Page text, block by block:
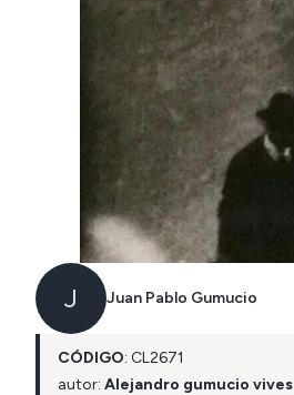
J Juan Pablo Gumucio
CÓDIGO: CL2671
autor: Alejandro gumucio vives